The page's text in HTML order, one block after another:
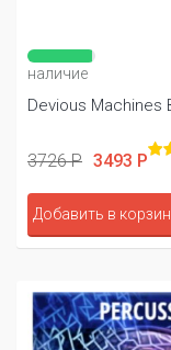
наличие
Devious Machines
3726 Р 3493 Р
Добавить в